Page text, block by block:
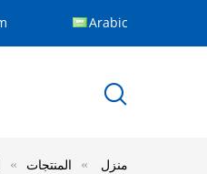
Arabic
منزل المنتجات